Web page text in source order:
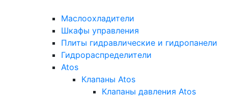
Маслоохладители
Шкафы управления
Плиты гидравлические и гидропанели
Гидрораспределители
Atos
Клапаны Atos
Клапаны давления Atos